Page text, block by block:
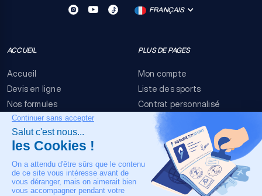
FRANÇAIS
ACCUEIL
Accueil
Devis en ligne
Nos formules
FAQ
Nous contacter
PLUS DE PAGES
Mon compte
Liste des sports
Contrat personnalisé
Conditions générales
Risques événementiels
Mentions légales
NOTRE CONTACT